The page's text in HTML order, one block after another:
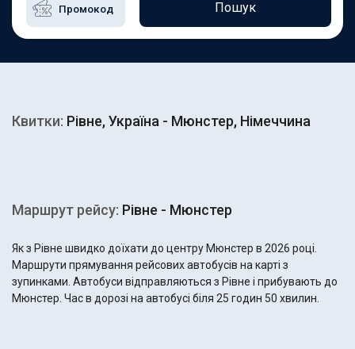
Пошук
Квитки: Рівне, Україна - Мюнстер, Німеччина
Маршрут рейсу: Рівне - Мюнстер
Як з Рівне швидко доїхати до центру Мюнстер в 2026 році.
Маршрути прямування рейсових автобусів на карті з
зупинками. Автобуси відправляються з Рівне і прибувають до
Мюнстер. Час в дорозі на автобусі біля 25 годин 50 хвилин.